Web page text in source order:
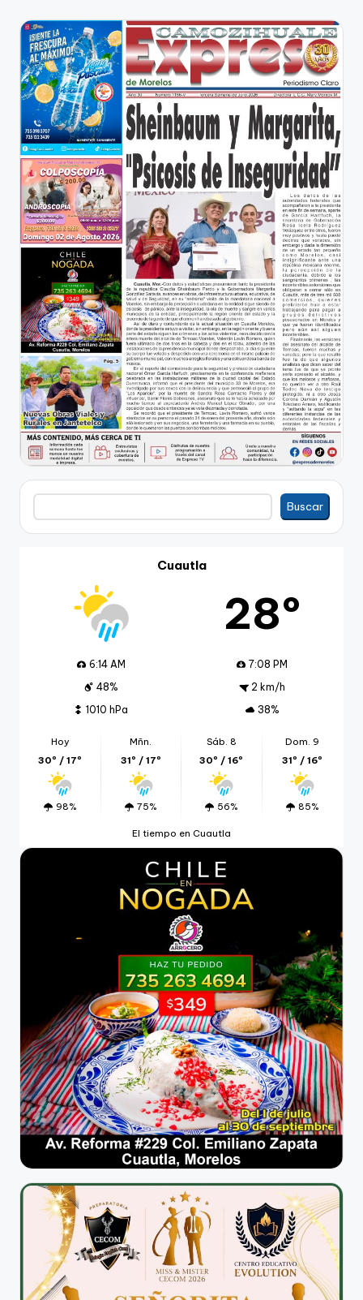
de
entradas
Buscar
Buscar
Cuautla
28º
6:14 AM
7:08 PM
48%
2 km/h
1010 hPa
38%
Hoy
30º / 17º
98%
Mñn.
31º / 17º
75%
Sáb. 8
30º / 16º
56%
Dom. 9
31º / 16º
85%
El tiempo en Cuautla